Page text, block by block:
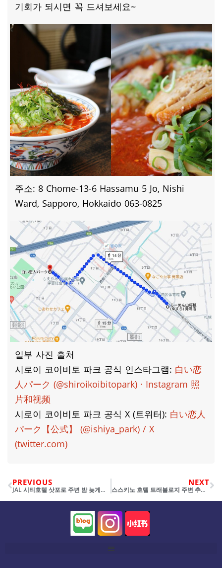
기회가 되시면 꼭 드셔보세요~
주소: 8 Chome-13-6 Hassamu 5 Jo, Nishi
Ward, Sapporo, Hokkaido 063-0825
일부 사진 출처
시로이 코이비토 파크 공식 인스타그램: 白い恋
人パーク (@shiroikoibitopark) · Instagram 照
片和视频
시로이 코이비토 파크 공식 X (트위터): 白い恋人
パーク【公式】 (@ishiya_park) / X
(twitter.com)
PREVIOUS
JAL 시티호텔 삿포로 주변 밤 늦게까지 영업하는 카페 3선
NEXT
스스키노 호텔 트래블로지 주변 추천 이자카야, 바 5선